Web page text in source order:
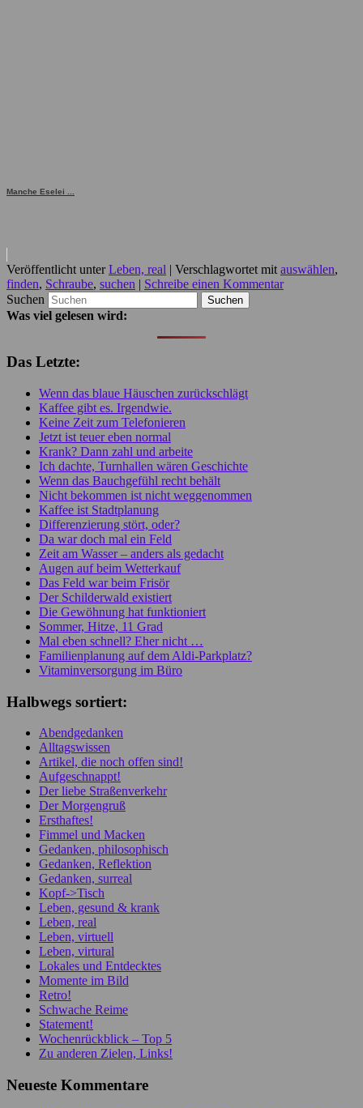
Manche Eselei ...
Veröffentlicht unter Leben, real | Verschlagwortet mit auswählen,
finden, Schraube, suchen | Schreibe einen Kommentar
Suchen
Was viel gelesen wird:
Das Letzte:
Wenn das blaue Häuschen zurückschlägt
Kaffee gibt es. Irgendwie.
Keine Zeit zum Telefonieren
Jetzt ist teuer eben normal
Krank? Dann zahl und arbeite
Ich dachte, Turnhallen wären Geschichte
Wenn das Bauchgefühl recht behält
Nicht bekommen ist nicht weggenommen
Kaffee ist Stadtplanung
Differenzierung stört, oder?
Da war doch mal ein Feld
Zeit am Wasser – anders als gedacht
Augen auf beim Wetterkauf
Das Feld war beim Frisör
Der Schilderwald existiert
Die Gewöhnung hat funktioniert
Sommer, Hitze, 11 Grad
Mal eben schnell? Eher nicht …
Familienplanung auf dem Aldi-Parkplatz?
Vitaminversorgung im Büro
Halbwegs sortiert:
Abendgedanken
Alltagswissen
Artikel, die noch offen sind!
Aufgeschnappt!
Der liebe Straßenverkehr
Der Morgengruß
Ersthaftes!
Fimmel und Macken
Gedanken, philosophisch
Gedanken, Reflektion
Gedanken, surreal
Kopf->Tisch
Leben, gesund & krank
Leben, real
Leben, virtuell
Leben, virtural
Lokales und Entdecktes
Momente im Bild
Retro!
Schwache Reime
Statement!
Wochenrückblick – Top 5
Zu anderen Zielen, Links!
Neueste Kommentare